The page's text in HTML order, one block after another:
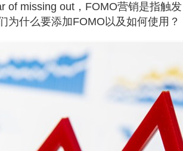
of missing out，FOMO营销是指触
为什么要添加FOMO以及如何使用？